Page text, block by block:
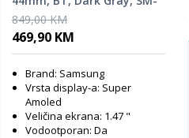
L330NDAAEUC, pametni sat
849,00 KM
469,90 KM
Brand: Samsung
Vrsta display-a: Super
Amoled
Veličina ekrana: 1.47 "
Vodootporan: Da